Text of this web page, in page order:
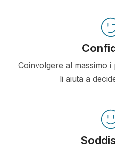
Coinvolgere al massimo
li aiuta a